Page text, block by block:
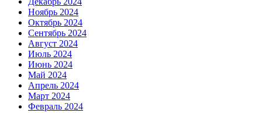
Ноябрь 2024
Октябрь 2024
Сентябрь 2024
Август 2024
Июль 2024
Июнь 2024
Май 2024
Апрель 2024
Март 2024
Февраль 2024